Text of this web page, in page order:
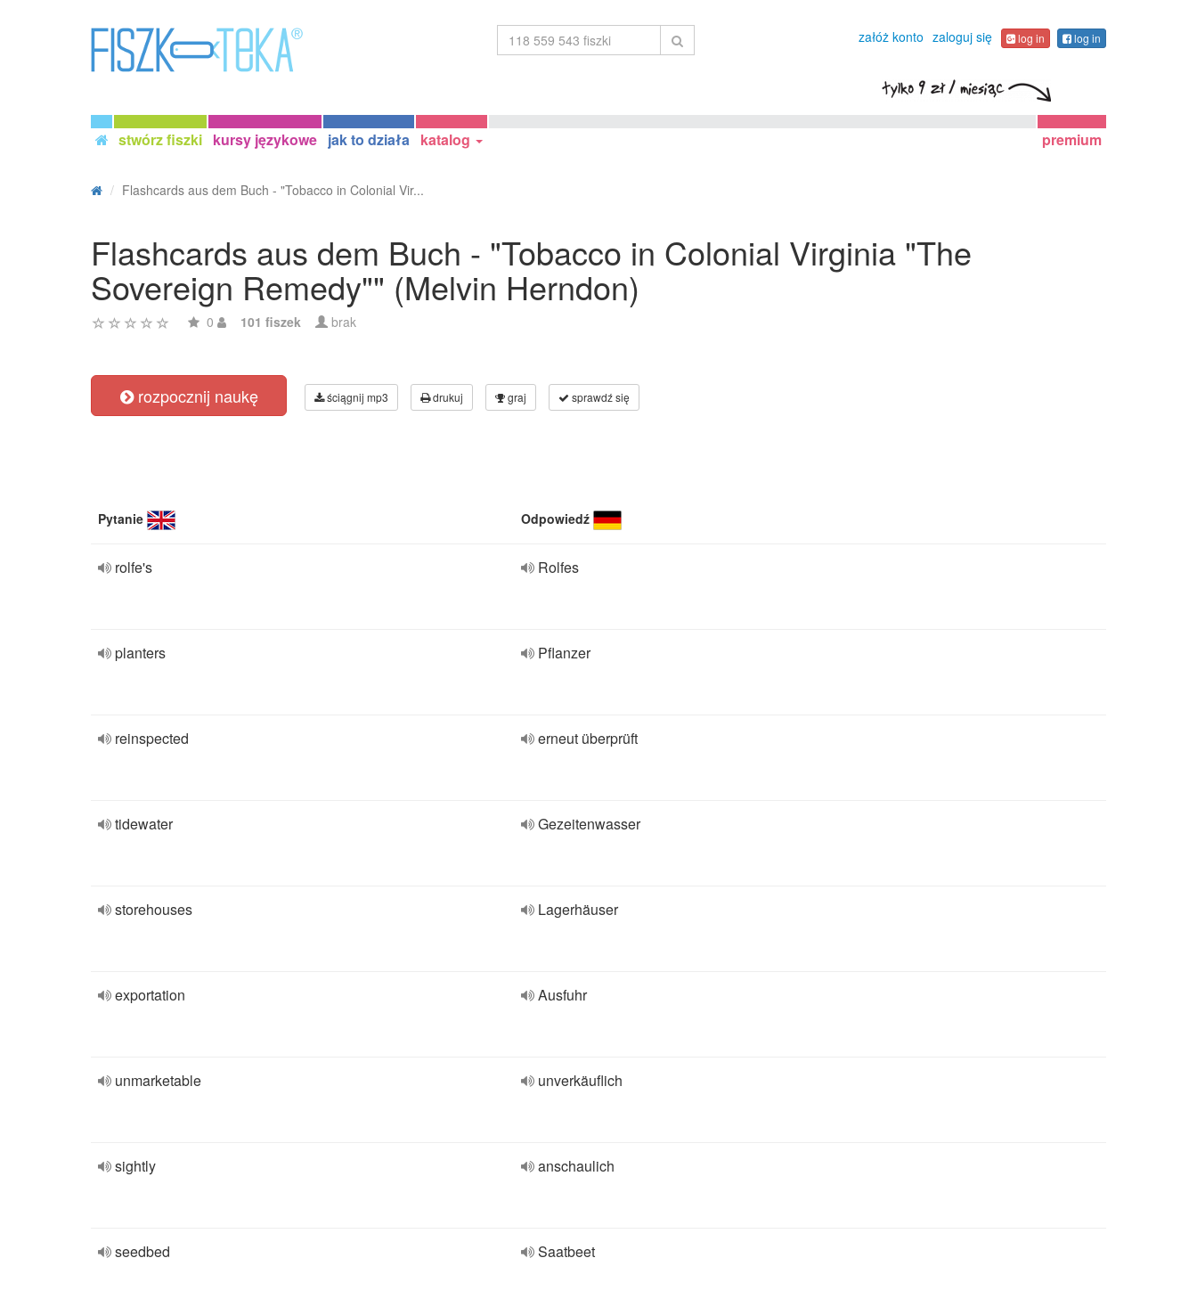
załóż konto zaloguj się log in log in
stwórz fiszki kursy językowe jak to działa katalog premium
Flashcards aus dem Buch - "Tobacco in Colonial Vir...
Flashcards aus dem Buch - "Tobacco in Colonial Virginia "The
Sovereign Remedy"" (Melvin Herndon)
0 101 fiszek brak
rozpocznij naukę ściągnij mp3 drukuj graj sprawdź się
Pytanie Odpowiedź
rolfe's Rolfes
planters Pflanzer
reinspected erneut überprüft
tidewater Gezeitenwasser
storehouses Lagerhäuser
exportation Ausfuhr
unmarketable unverkäuflich
sightly anschaulich
seedbed Saatbeet